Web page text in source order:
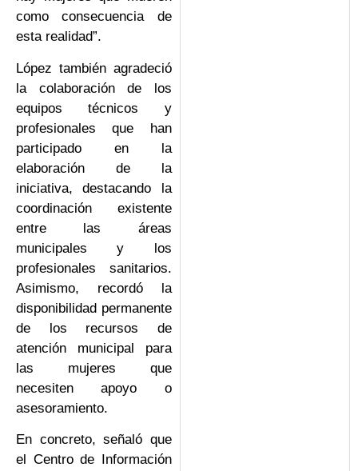
como consecuencia de
esta realidad”.
López también agradeció
la colaboración de los
equipos técnicos y
profesionales que han
participado en la
elaboración de la
iniciativa, destacando la
coordinación existente
entre las áreas
municipales y los
profesionales sanitarios.
Asimismo, recordó la
disponibilidad permanente
de los recursos de
atención municipal para
las mujeres que
necesiten apoyo o
asesoramiento.
En concreto, señaló que
el Centro de Información